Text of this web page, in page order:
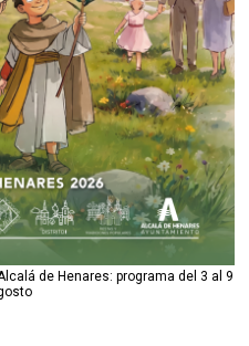
de Henares: programa del 3 al 9